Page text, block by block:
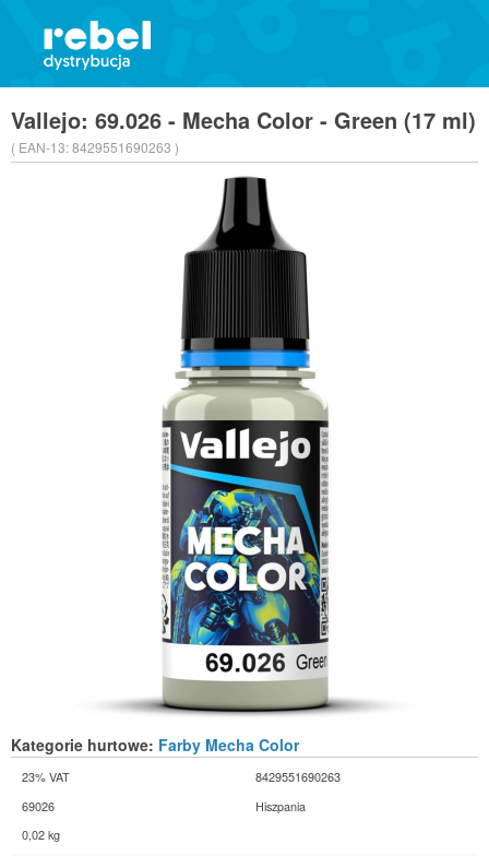
Vallejo: 69.026 - Mecha Color - Green (17 ml)
( EAN-13:8429551690263 )
Kategorie hurtowe: Farby Mecha Color
23% VAT
8429551690263
69026
Hiszpania
0,02 kg